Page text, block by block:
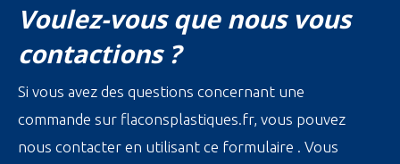
Voulez-vous que nous vous
contactions ?
Si vous avez des questions concernant une
commande sur flaconsplastiques.fr, vous pouvez
nous contacter en utilisant ce formulaire . Vous